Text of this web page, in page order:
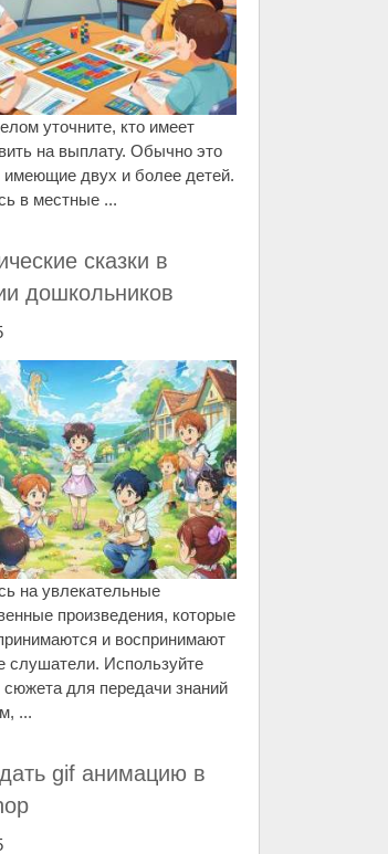
уточните, кто имеет
на выплату. Обычно это
двух и более детей.
в местные ...
сказки в
дошкольников
на увлекательные
произведения, которые
и воспринимают
слушатели. Используйте
для передачи знаний
...
gif анимацию в